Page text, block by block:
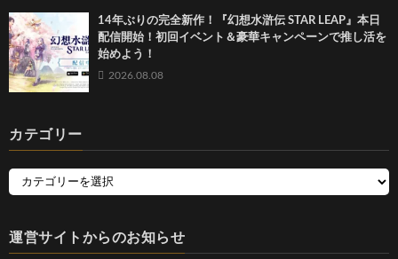
14年ぶりの完全新作！『幻想水滸伝 STAR LEAP』本日
配信開始！初回イベント＆豪華キャンペーンで推し活を
始めよう！
2026.08.08
カテゴリー
運営サイトからのお知らせ